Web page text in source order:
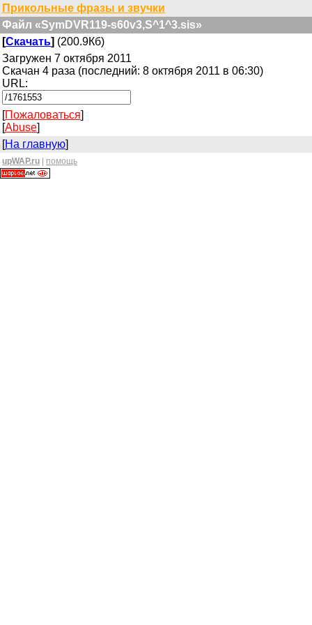
Прикольные фразы и звучки
Файл «SymDVR119-s60v3,S^1^3.sis»
[Скачать] (200.9Кб)
Загружен 7 октября 2011
Скачан 4 раза (последний: 8 октября 2011 в 06:30)
URL:
[Пожаловаться]
[Abuse]
[На главную]
upWAP.ru помощь